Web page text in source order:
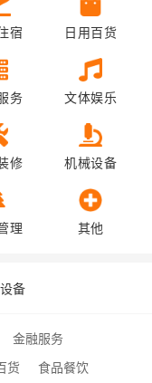
宿 日用百货
务 文体娱乐
修 机械设备
理 其他
备
金融服务
货
食品餐饮